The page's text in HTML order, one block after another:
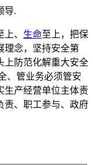
导.
、 生命至上，把保
理念，坚持安全第
上防范化解重大安全
、管业务必须管安
生产经营单位主体责
责、职工参与、政府